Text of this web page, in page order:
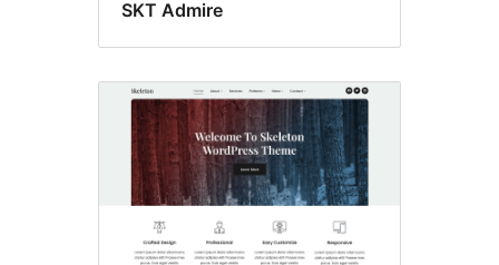
SKT Admire